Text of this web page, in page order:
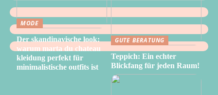
MODE
Der skandinavische look:
warum marta du chateau
kleidung perfekt für
minimalistische outfits ist
GUTE BERATUNG
Teppich: Ein echter
Blickfang für jeden Raum!